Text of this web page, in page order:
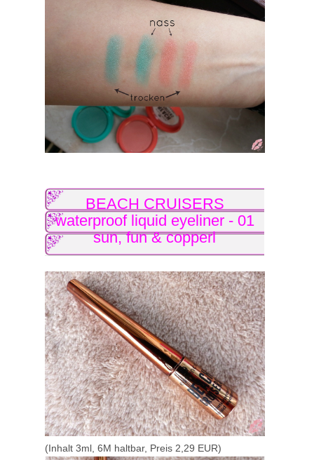
BEACH CRUISERS
waterproof liquid eyeliner - 01
sun, fun & copperl
(Inhalt 3ml, 6M haltbar, Preis 2,29 EUR)